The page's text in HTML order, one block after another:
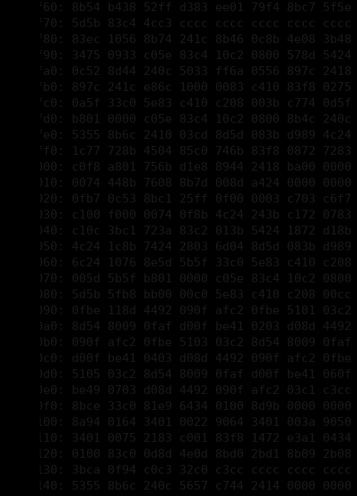
00001fa0: 0c52 8d44 240c 5033 ff6a 0556 897c
00001fb0: 897c 241c e86c 1000 0083 c410
00001fc0: 0a5f 33c0 5e83 c410 c208 003b c774
00001fd0: b801 0000 c05e 83c4 10c2 0800 8b4c
00001fe0: 5355 8b6c 2410 03cd 8d5d 083b d989
00001ff0: 1c77 728b 4504 85c0 746b 83f8 0872
00002000: c0f8 a801 756b d1e8 8944 2418 ba00
00002010: 0074 448b 7608 8b7d 008d a424 0000
00002020: 0fb7 0c53 8bc1 25ff 0f00 0003 c703
00002030: c100 f000 0074 0f8b 4c24 243b c172
00002040: c10c 3bc1 723a 83c2 013b 5424
00002050: 4c24 1c8b 7424 2803 6d04 8d5d 083b
00002060: 6c24 1076 8e5d 5b5f 33c0 5e83 c410
00002070: 005d 5b5f b801 0000 c05e 83c4
00002080: 5d5b 5fb8 bb00 00c0 5e83 c410
00002090: 0fbe 118d 4492 090f afc2 0fbe 5101
000020a0: 8d54 8009 0faf d00f be41 0203 d08d
000020b0: 090f afc2 0fbe 5103 03c2 8d54
000020c0: d00f be41 0403 d08d 4492 090f afc2
000020d0: 5105 03c2 8d54 8009 0faf d00f be41
000020e0: be49 0703 d08d 4492 090f afc2
000020f0: 8bce 33c0 81e9 6434 0100 8d9b 0000
00002100: 8a94 0164 3401 0022 9064 3401 003a
00002110: 3401 0075 2183 c001 83f8 1472 e3a1
00002120: 0100 83c0 0d8d 4e0d 8bd0 2bd1 8b09
00002130: 3bca 0f94 c0c3 32c0 c3cc cccc
00002140: 5355 8b6c 240c 5657 c744 2414 0000
00002150: 8bd8 8d43 0539 4424 1876 7d80 3be8
00002160: 8b40 fc8d 7418 0556 55e8 f60c 0000